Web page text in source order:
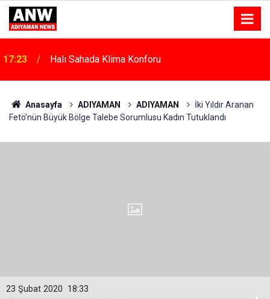
17:23 Halı Sahada Klima Konforu
17:18 Depremde Azalan Derslik Sayısı Yeni Okullarla Arttı
Anasayfa ADIYAMAN ADIYAMAN
İki Yıldır Aranan
Fetö’nün Büyük Bölge Talebe Sorumlusu Kadın Tutuklandı
18:33
23 Şubat 2020